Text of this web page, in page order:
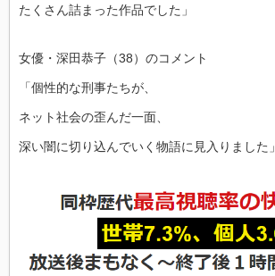
たくさん詰まった作品でした」
女優・深田恭子（38）のコメント
「個性的な刑事たちが、
ネット社会の歪んだ一面、
深い闇に切り込んでいく物語に見入りました」